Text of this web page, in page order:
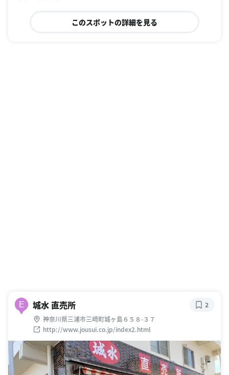
このスポットの詳細を見る
E 城水 直売所
神奈川県三浦市三崎町城ヶ島６５８-３７
http://www.jousui.co.jp/index2.html
2